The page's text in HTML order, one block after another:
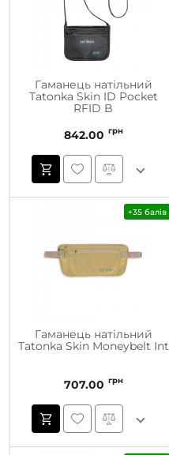
Гаманець натільний
Tatonka Skin ID Pocket
RFID B
842.00 грн
+35 балів
Гаманець натільний
Tatonka Skin Moneybelt Int
707.00 грн